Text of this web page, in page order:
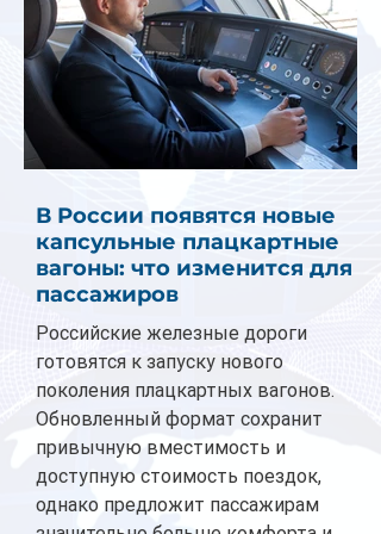
В России появятся новые
капсульные плацкартные
вагоны: что изменится для
пассажиров
Российские железные дороги
готовятся к запуску нового
поколения плацкартных вагонов.
Обновленный формат сохранит
привычную вместимость и
доступную стоимость поездок,
однако предложит пассажирам